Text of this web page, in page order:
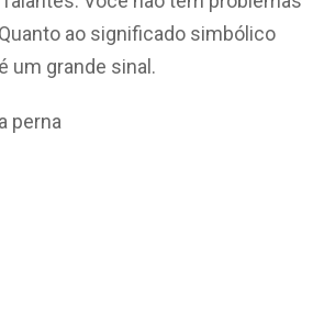
ao significado simbólico
um grande sinal.